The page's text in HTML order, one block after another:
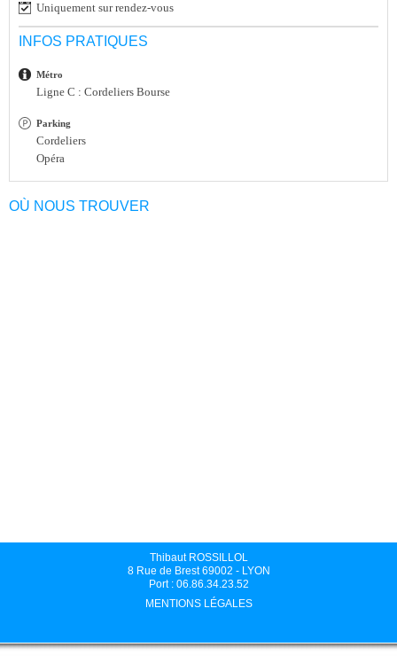
Uniquement sur rendez-vous
INFOS PRATIQUES
Métro
Ligne C : Cordeliers Bourse
Parking
Cordeliers
Opéra
OÙ NOUS TROUVER
Thibaut ROSSILLOL
8 Rue de Brest 69002 - LYON
Port : 06.86.34.23.52
MENTIONS LÉGALES